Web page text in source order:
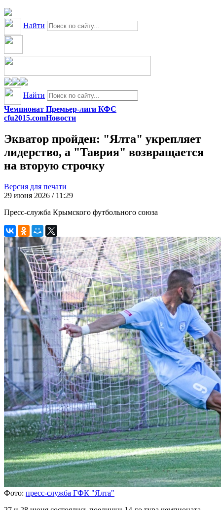
Найти
Найти
Чемпионат Премьер-лиги КФС
cfu2015.comНовости
Экватор пройден: "Ялта" укрепляет
лидерство, а "Таврия" возвращается
на вторую строчку
Версия для печати
29 июня 2026 / 11:29
Пресс-служба Крымского футбольного союза
Фото: пресс-служба ГФК "Ялта"